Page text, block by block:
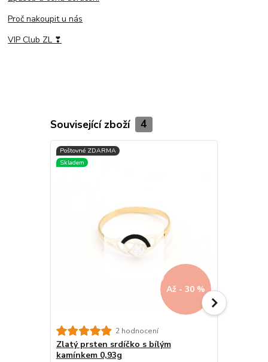
Proč nakoupit u nás
VIP Club ZL ❣
Související zboží 4
Až - 30 %
2 hodnocení
Zlatý prsten srdíčko s bílým
kamínkem 0,93g